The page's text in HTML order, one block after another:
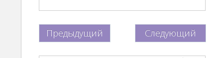
Предыдущий Следующий